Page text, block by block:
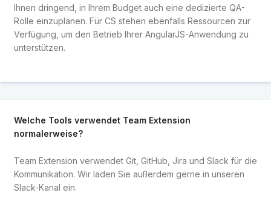
Ihnen dringend, in Ihrem Budget auch eine dedizierte QA-
Rolle einzuplanen. Für CS stehen ebenfalls Ressourcen zur
Verfügung, um den Betrieb Ihrer AngularJS-Anwendung zu
unterstützen.
Welche Tools verwendet Team Extension
normalerweise?
Team Extension verwendet Git, GitHub, Jira und Slack für die
Kommunikation. Wir laden Sie außerdem gerne in unseren
Slack-Kanal ein.